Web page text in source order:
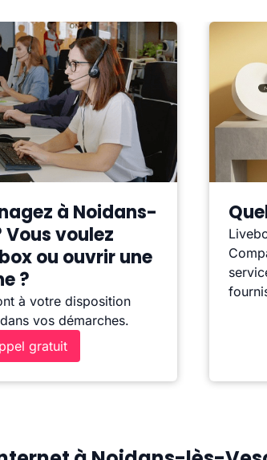
à Noidans-
voulez
ou ouvrir une
?
à votre disposition
vos démarches.
gratuit